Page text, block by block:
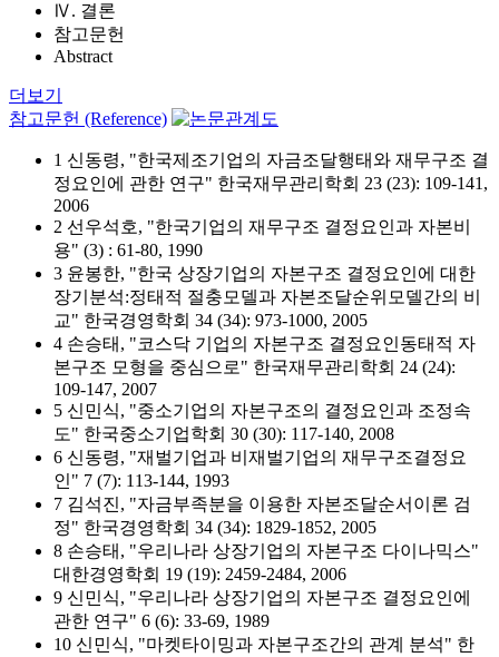
Ⅳ. 결론
참고문헌
Abstract
더보기
참고문헌 (Reference)
1 신동령, "한국제조기업의 자금조달행태와 재무구조 결
정요인에 관한 연구" 한국재무관리학회 23 (23): 109-141,
2006
2 선우석호, "한국기업의 재무구조 결정요인과 자본비
용" (3) : 61-80, 1990
3 윤봉한, "한국 상장기업의 자본구조 결정요인에 대한
장기분석:정태적 절충모델과 자본조달순위모델간의 비
교" 한국경영학회 34 (34): 973-1000, 2005
4 손승태, "코스닥 기업의 자본구조 결정요인동태적 자
본구조 모형을 중심으로" 한국재무관리학회 24 (24):
109-147, 2007
5 신민식, "중소기업의 자본구조의 결정요인과 조정속
도" 한국중소기업학회 30 (30): 117-140, 2008
6 신동령, "재벌기업과 비재벌기업의 재무구조결정요
인" 7 (7): 113-144, 1993
7 김석진, "자금부족분을 이용한 자본조달순서이론 검
정" 한국경영학회 34 (34): 1829-1852, 2005
8 손승태, "우리나라 상장기업의 자본구조 다이나믹스"
대한경영학회 19 (19): 2459-2484, 2006
9 신민식, "우리나라 상장기업의 자본구조 결정요인에
관한 연구" 6 (6): 33-69, 1989
10 신민식, "마켓타이밍과 자본구조간의 관계 분석" 한